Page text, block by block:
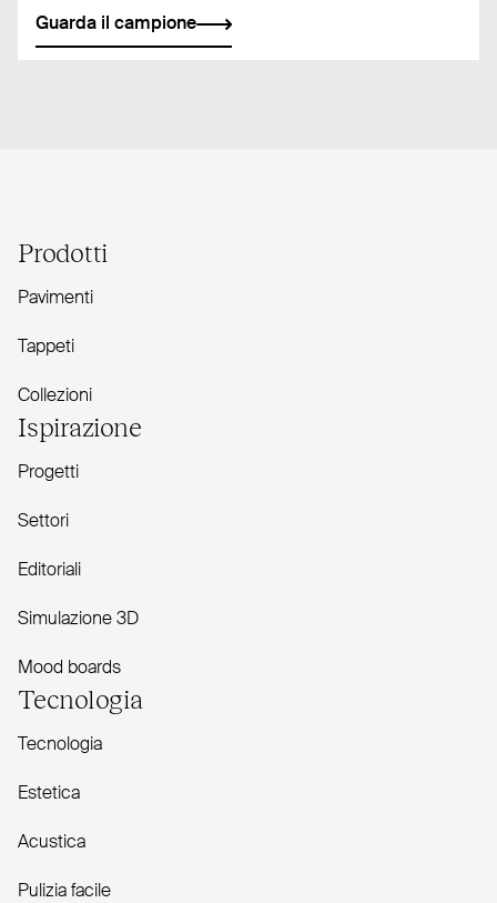
Guarda il campione
Prodotti
Pavimenti
Tappeti
Collezioni
Ispirazione
Progetti
Settori
Editoriali
Simulazione 3D
Mood boards
Tecnologia
Tecnologia
Estetica
Acustica
Pulizia facile